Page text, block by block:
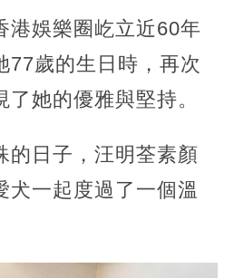
港娛樂圈屹立近60年
77歲的生日時，再次
她的優雅與堅持。
的日子，汪明荃素顏
犬一起度過了一個溫